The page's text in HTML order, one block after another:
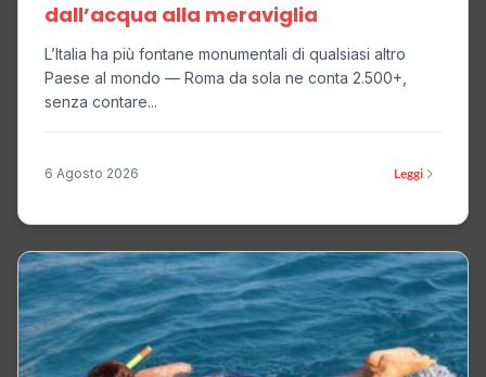
dall’acqua alla meraviglia
L’Italia ha più fontane monumentali di qualsiasi altro
Paese al mondo — Roma da sola ne conta 2.500+,
senza contare...
6 Agosto 2026 Leggi